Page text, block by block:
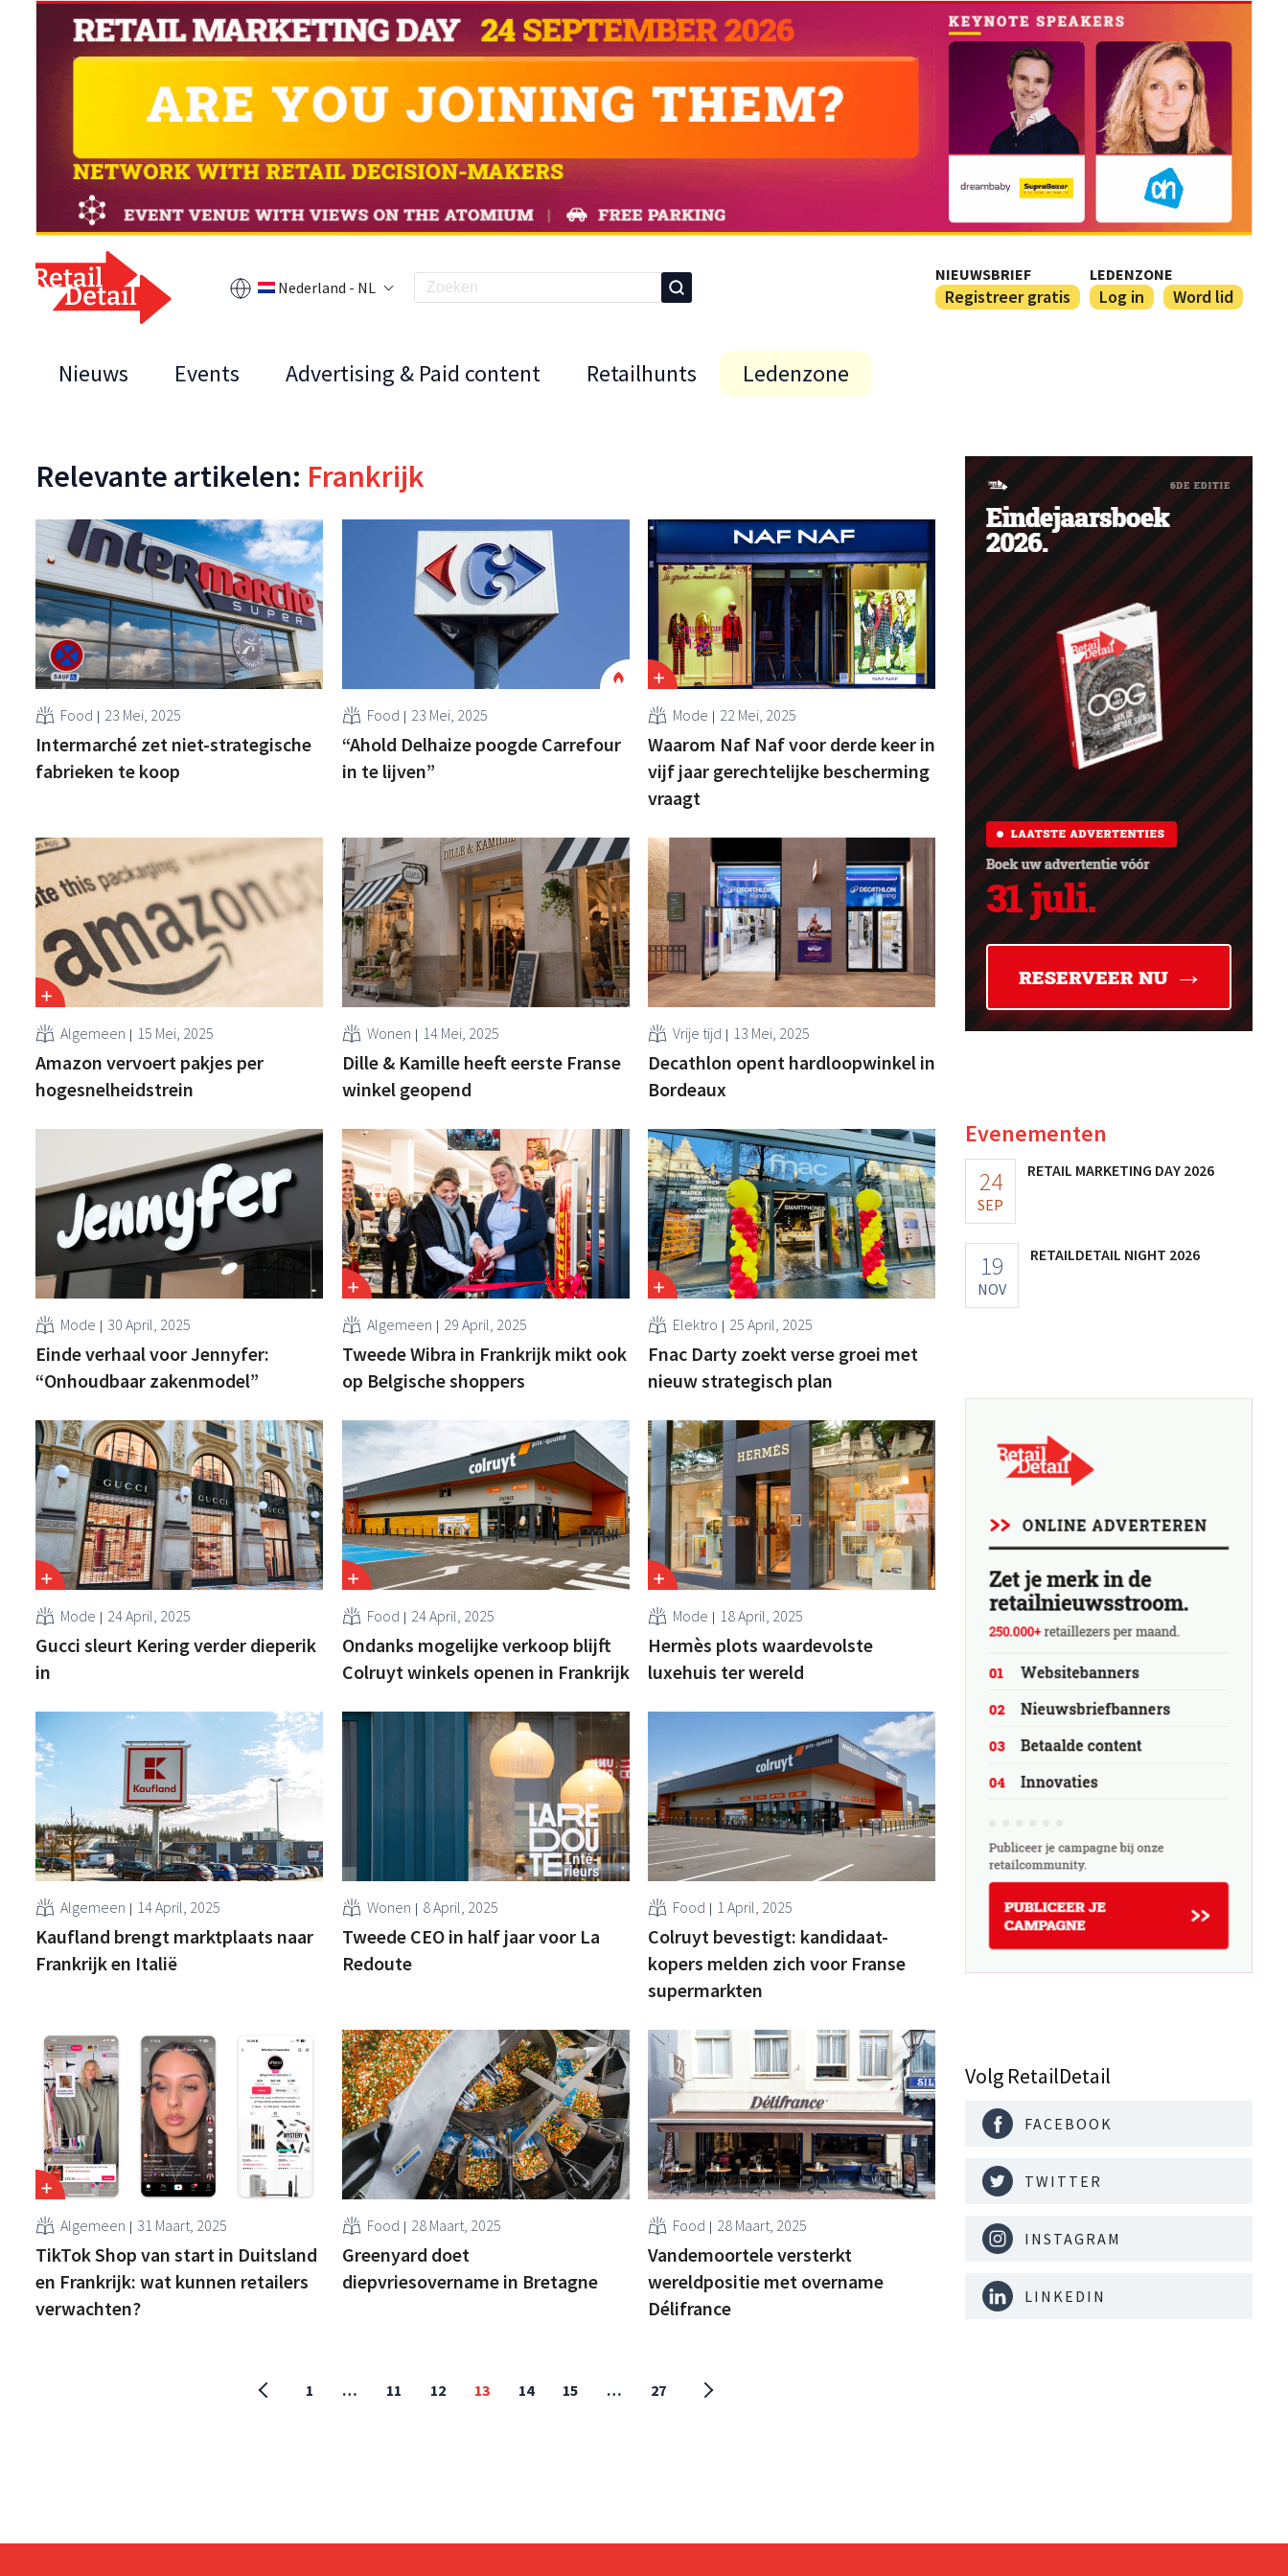
Nederland - NL
NIEUWSBRIEF
Registreer gratis
LEDENZONE
Log in Word lid
Nieuws Events Advertising & Paid content Retailhunts Ledenzone
Relevante artikelen: Frankrijk
Food 23 Mei, 2025
Intermarché zet niet-strategische
fabrieken te koop
Food 23 Mei, 2025
“Ahold Delhaize poogde Carrefour
in te lijven”
Mode 22 Mei, 2025
Waarom Naf Naf voor derde keer in
vijf jaar gerechtelijke bescherming
vraagt
Algemeen 15 Mei, 2025
Amazon vervoert pakjes per
hogesnelheidstrein
Wonen 14 Mei, 2025
Dille & Kamille heeft eerste Franse
winkel geopend
Vrije tijd 13 Mei, 2025
Decathlon opent hardloopwinkel in
Bordeaux
Mode 30 April, 2025
Einde verhaal voor Jennyfer:
“Onhoudbaar zakenmodel”
Algemeen 29 April, 2025
Tweede Wibra in Frankrijk mikt ook
op Belgische shoppers
Elektro 25 April, 2025
Fnac Darty zoekt verse groei met
nieuw strategisch plan
Mode 24 April, 2025
Gucci sleurt Kering verder dieperik
in
Food 24 April, 2025
Ondanks mogelijke verkoop blijft
Colruyt winkels openen in Frankrijk
Mode 18 April, 2025
Hermès plots waardevolste
luxehuis ter wereld
Algemeen 14 April, 2025
Kaufland brengt marktplaats naar
Frankrijk en Italië
Wonen 8 April, 2025
Tweede CEO in half jaar voor La
Redoute
Food 1 April, 2025
Colruyt bevestigt: kandidaat-
kopers melden zich voor Franse
supermarkten
Algemeen 31 Maart, 2025
TikTok Shop van start in Duitsland
en Frankrijk: wat kunnen retailers
verwachten?
Food 28 Maart, 2025
Greenyard doet
diepvriesovername in Bretagne
Food 28 Maart, 2025
Vandemoortele versterkt
wereldpositie met overname
Délifrance
1 … 11 12 13 14 15 … 27
Evenementen
24
SEP
RETAIL MARKETING DAY 2026
19
NOV
RETAILDETAIL NIGHT 2026
Volg RetailDetail
FACEBOOK
TWITTER
INSTAGRAM
LINKEDIN